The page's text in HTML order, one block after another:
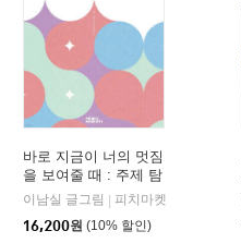
바로 지금이 너의 멋짐
을 보여줄 때 : 주제 탐
구 수업 이야기
이남실 글그림
피치마켓
16,200원 (10% 할인)